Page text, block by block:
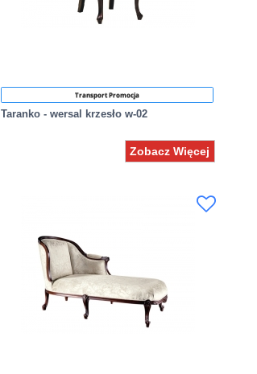
Transport Promocja
Taranko - wersal krzesło w-02
Zobacz Więcej